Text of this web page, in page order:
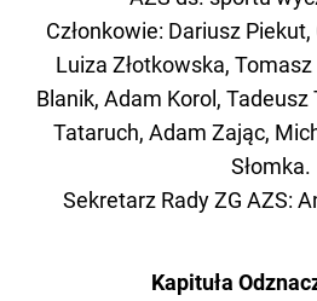
Członkowie: Dariusz
Luiza Złotkowska,
Blanik, Adam Korol, Tadeusz
Tataruch, Adam Zając,
Słomka.
Sekretarz Rady ZG AZS:
Kapituła